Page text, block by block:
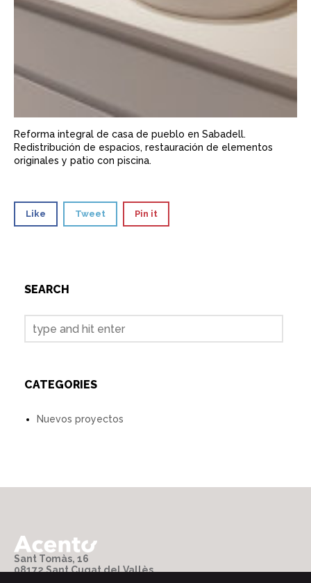
Reforma integral de casa de pueblo en Sabadell.
Redistribución de espacios, restauración de elementos
originales y patio con piscina.
Like Tweet Pin it
SEARCH
CATEGORIES
Nuevos proyectos
Sant Tomàs, 16
08172 Sant Cugat del Vallès